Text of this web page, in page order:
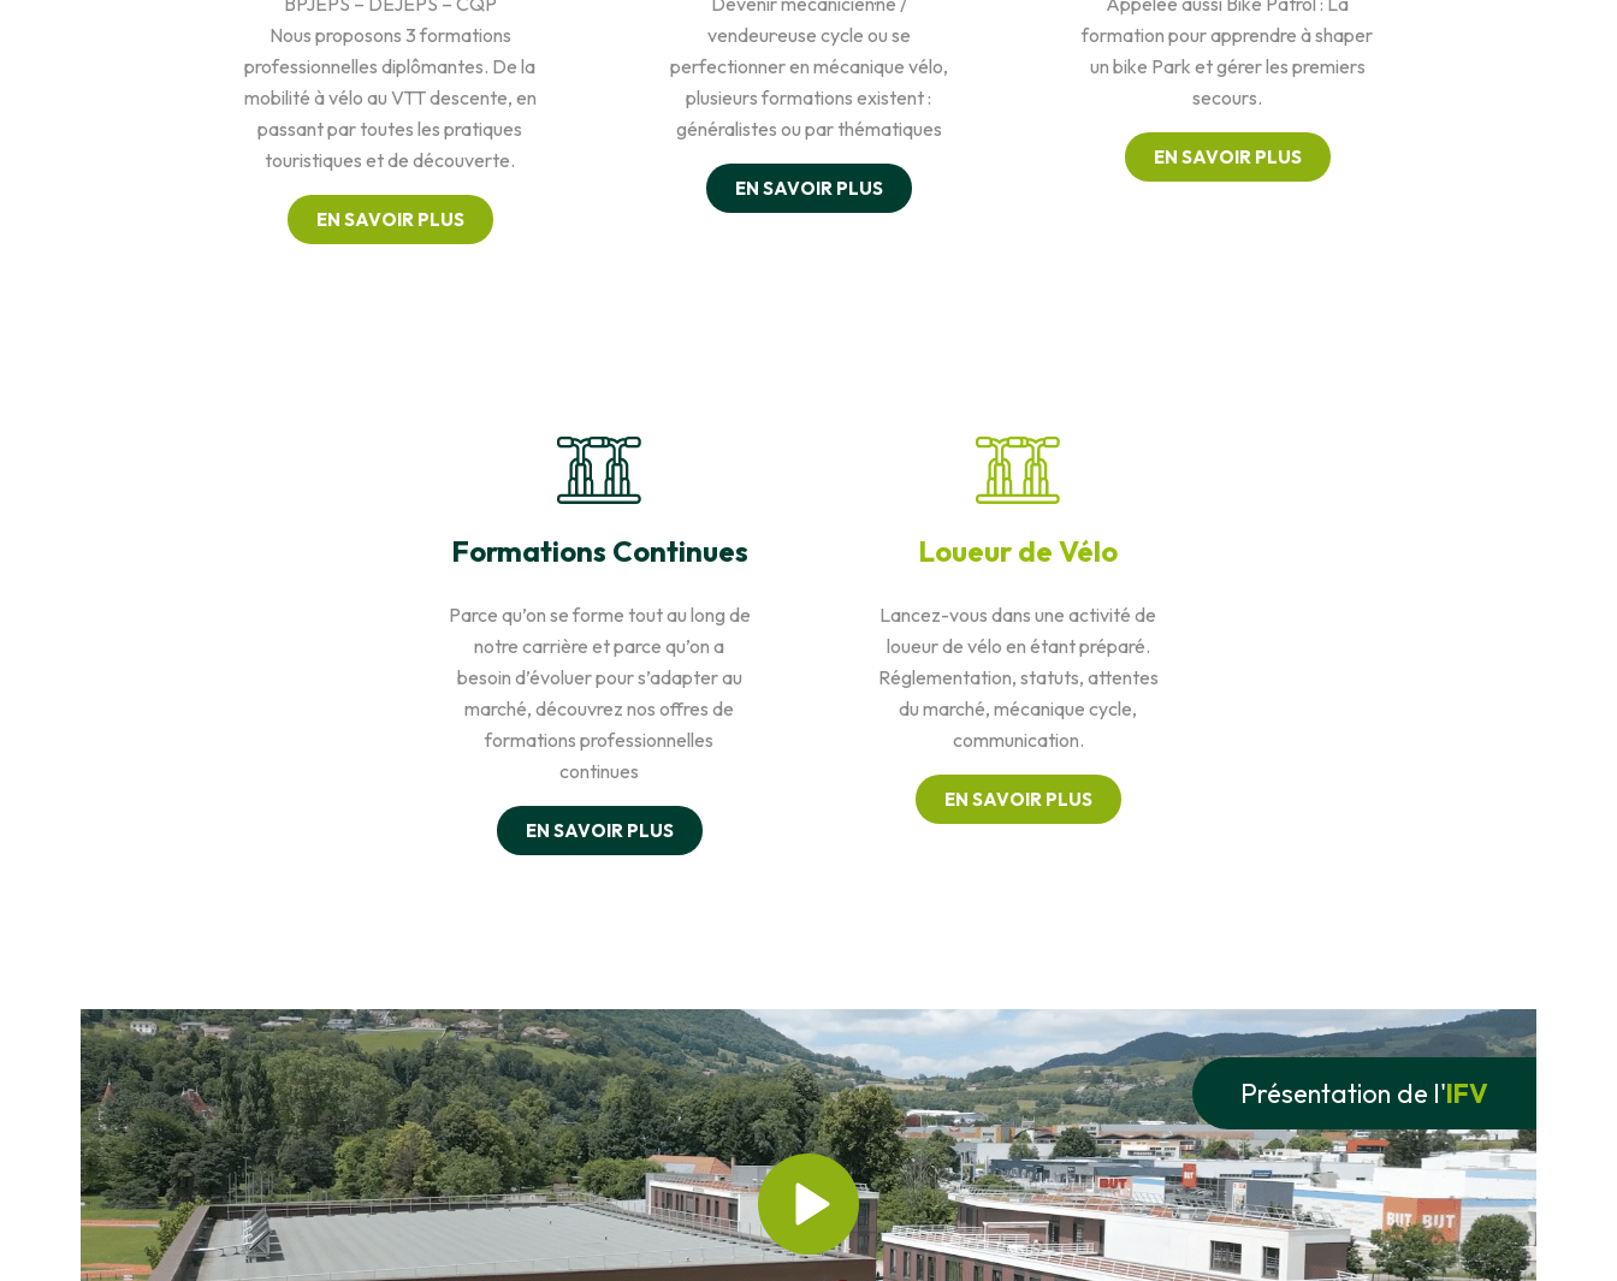
Nous proposons 3 formations
professionnelles diplômantes. De la
mobilité à vélo au VTT descente, en
passant par toutes les pratiques
touristiques et de découverte.
EN SAVOIR PLUS
vendeur·euse cycle ou se
perfectionner en mécanique vélo,
plusieurs formations existent :
généralistes ou par thématiques
EN SAVOIR PLUS
formation pour apprendre à shaper
un bike Park et gérer les premiers
secours.
EN SAVOIR PLUS
Formations Continues
Parce qu’on se forme tout au long de
notre carrière et parce qu’on a
besoin d’évoluer pour s’adapter au
marché, découvrez nos offres de
formations professionnelles
continues
EN SAVOIR PLUS
Loueur de Vélo
Lancez-vous dans une activité de
loueur de vélo en étant préparé.
Réglementation, statuts, attentes
du marché, mécanique cycle,
communication.
EN SAVOIR PLUS
Présentation de l'IFV